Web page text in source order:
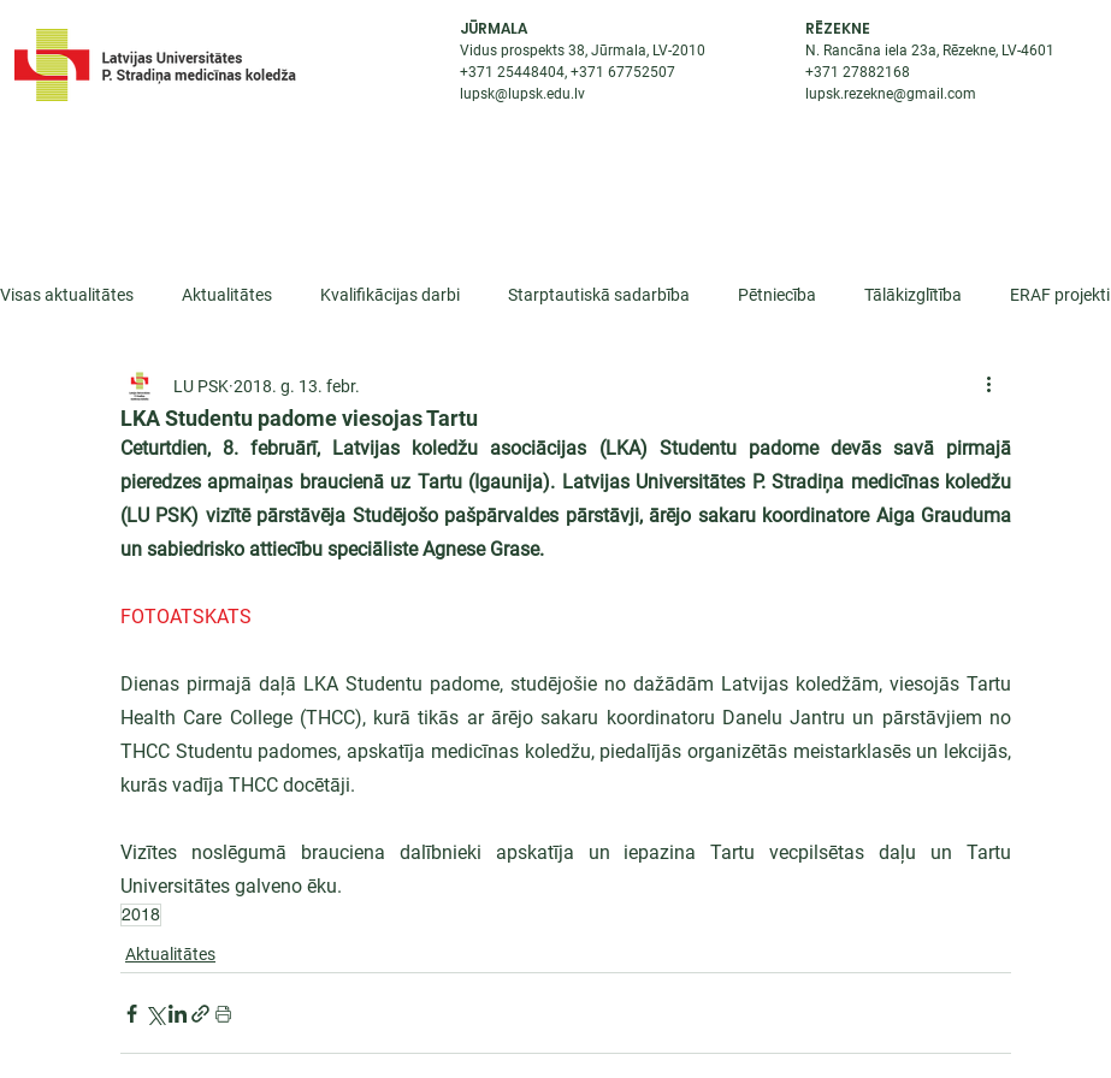
JŪRMALA
Vidus prospekts 38, Jūrmala, LV-2010
+371 25448404, +37167752507
lupsk@lupsk.edu.lv
RĒZEKNE
N. Rancāna iela 23a, Rēzekne, LV-4601
+37127882168
lupsk.rezekne@gmail.com
Visas aktualitātes Aktualitātes Kvalifikācijas darbi Starptautiskā sadarbība Pētniecība Tālākizglītība ERAF projekti
ESF projekti Iepazīsti profesiju
LKA Studentu padome viesojas Tartu
LU PSK 2018. g. 13. febr.
Ceturtdien, 8. februārī, Latvijas koledžu asociācijas (LKA) Studentu padome devās savā pirmajā
pieredzes apmaiņas braucienā uz Tartu (Igaunija). Latvijas Universitātes P. Stradiņa medicīnas koledžu
(LU PSK) vizītē pārstāvēja Studējošo pašpārvaldes pārstāvji, ārējo sakaru koordinatore Aiga Grauduma
un sabiedrisko attiecību speciāliste Agnese Grase.
FOTOATSKATS
Dienas pirmajā daļā LKA Studentu padome, studējošie no dažādām Latvijas koledžām, viesojās Tartu
Health Care College (THCC), kurā tikās ar ārējo sakaru koordinatoru Danelu Jantru un pārstāvjiem no
THCC Studentu padomes, apskatīja medicīnas koledžu, piedalījās organizētās meistarklasēs un lekcijās,
kurās vadīja THCC docētāji.
Vizītes noslēgumā brauciena dalībnieki apskatīja un iepazina Tartu vecpilsētas daļu un Tartu
Universitātes galveno ēku.
2018
Aktualitātes